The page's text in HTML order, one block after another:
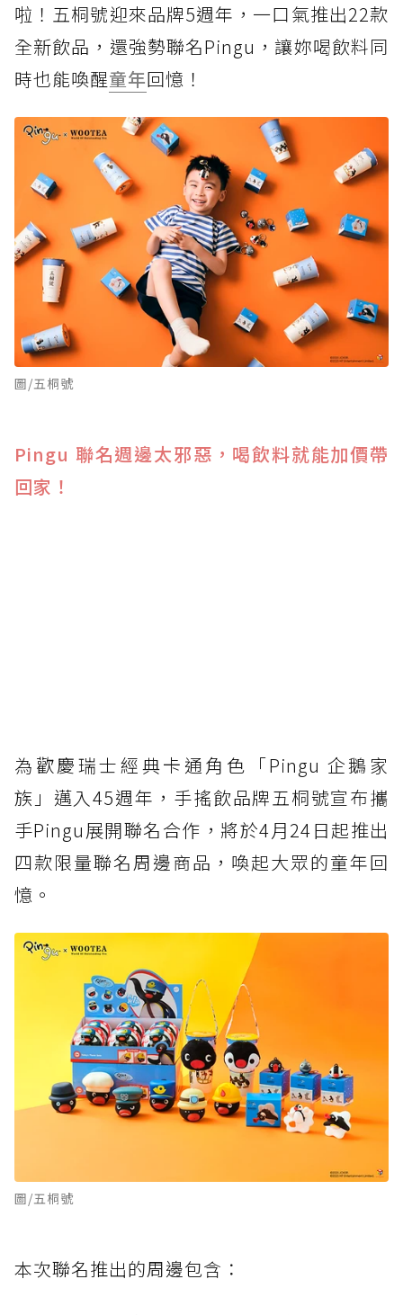
啦！五桐號迎來品牌5週年，一口氣推出22款
全新飲品，還強勢聯名Pingu，讓妳喝飲料同
時也能喚醒童年回憶！
圖/五桐號
Pingu 聯名週邊太邪惡，喝飲料就能加價帶
回家！
為歡慶瑞士經典卡通角色「Pingu 企鵝家
族」邁入45週年，手搖飲品牌五桐號宣布攜
手Pingu展開聯名合作，將於4月24日起推出
四款限量聯名周邊商品，喚起大眾的童年回
憶。
圖/五桐號
本次聯名推出的周邊包含：